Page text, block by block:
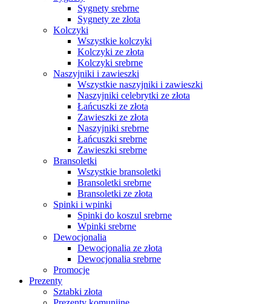
Sygnety srebrne
Sygnety ze złota
Kolczyki
Wszystkie kolczyki
Kolczyki ze złota
Kolczyki srebrne
Naszyjniki i zawieszki
Wszystkie naszyjniki i zawieszki
Naszyjniki celebrytki ze złota
Łańcuszki ze złota
Zawieszki ze złota
Naszyjniki srebrne
Łańcuszki srebrne
Zawieszki srebrne
Bransoletki
Wszystkie bransoletki
Bransoletki srebrne
Bransoletki ze złota
Spinki i wpinki
Spinki do koszul srebrne
Wpinki srebrne
Dewocjonalia
Dewocjonalia ze złota
Dewocjonalia srebrne
Promocje
Prezenty
Sztabki złota